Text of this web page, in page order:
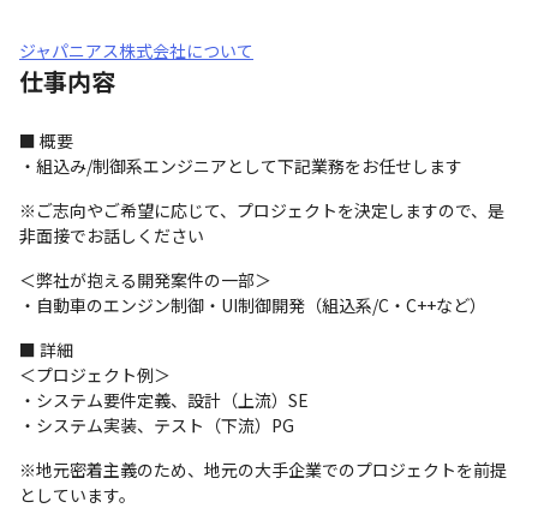
ジャパニアス株式会社について
仕事内容
■ 概要
・組込み/制御系エンジニアとして下記業務をお任せします
※ご志向やご希望に応じて、プロジェクトを決定しますので、是
非面接でお話しください
＜弊社が抱える開発案件の一部＞
・自動車のエンジン制御・UI制御開発（組込系/C・C++など）
■ 詳細
＜プロジェクト例＞
・システム要件定義、設計（上流）SE
・システム実装、テスト（下流）PG
※地元密着主義のため、地元の大手企業でのプロジェクトを前提
としています。